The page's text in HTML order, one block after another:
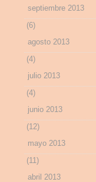
septiembre 2013
(6)
agosto 2013
(4)
julio 2013
(4)
junio 2013
(12)
mayo 2013
(11)
abril 2013